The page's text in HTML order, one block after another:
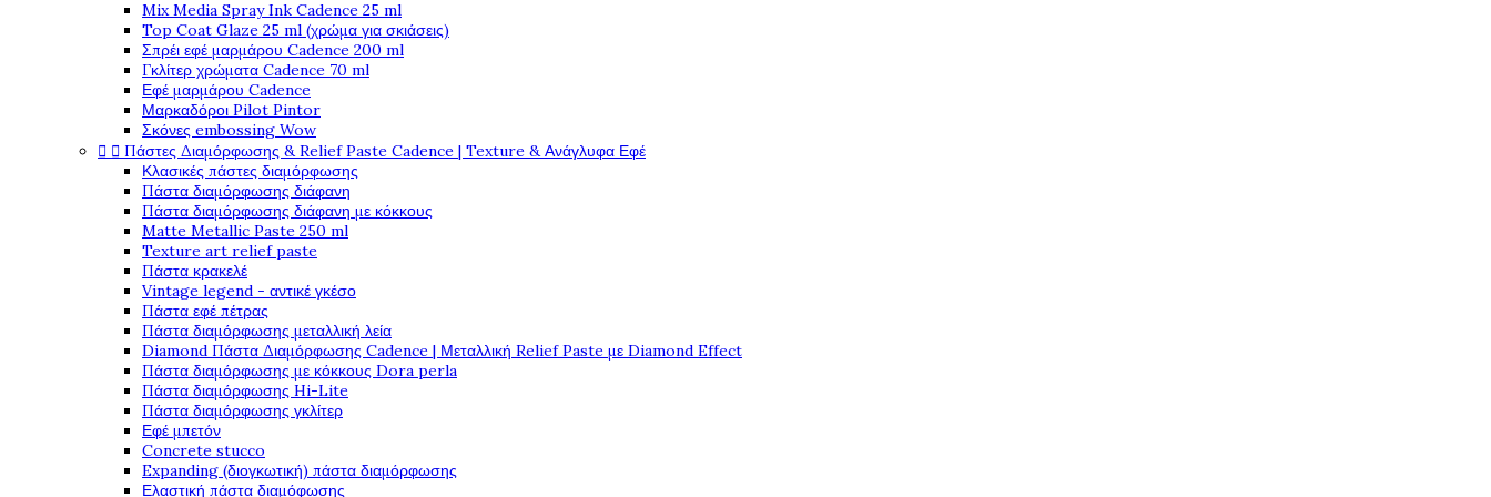
Mix Media Spray Ink Cadence 25 ml
Top Coat Glaze 25 ml (χρώμα για σκιάσεις)
Σπρέι εφέ μαρμάρου Cadence 200 ml
Γκλίτερ χρώματα Cadence 70 ml
Εφέ μαρμάρου Cadence
Μαρκαδόροι Pilot Pintor
Σκόνες embossing Wow
  Πάστες Διαμόρφωσης & Relief Paste Cadence | Texture & Ανάγλυφα Εφέ
Κλασικές πάστες διαμόρφωσης
Πάστα διαμόρφωσης διάφανη
Πάστα διαμόρφωσης διάφανη με κόκκους
Matte Metallic Paste 250 ml
Texture art relief paste
Πάστα κρακελέ
Vintage legend - αντικέ γκέσο
Πάστα εφέ πέτρας
Πάστα διαμόρφωσης μεταλλική λεία
Diamond Πάστα Διαμόρφωσης Cadence | Μεταλλική Relief Paste με Diamond Effect
Πάστα διαμόρφωσης με κόκκους Dora perla
Πάστα διαμόρφωσης Hi-Lite
Πάστα διαμόρφωσης γκλίτερ
Εφέ μπετόν
Concrete stucco
Expanding (διογκωτική) πάστα διαμόρφωσης
Ελαστική πάστα διαμόφωσης